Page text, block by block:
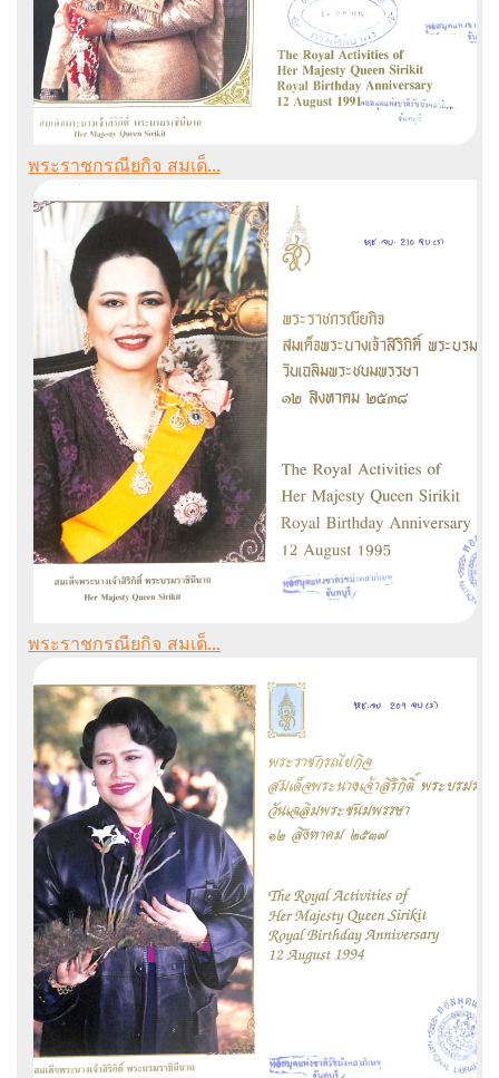
พระราชกรณียกิจ สมเด็...
พระราชกรณียกิจ สมเด็...